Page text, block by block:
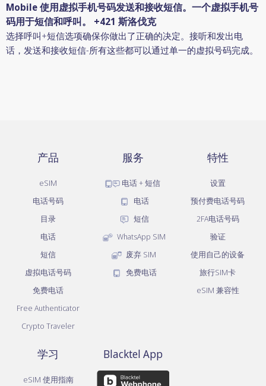
Mobile 使用虚拟手机号码发送和接收短信。一个虚拟手机号
码用于短信和呼叫。 +421 斯洛伐克
选择呼叫+短信选项确保你做出了正确的决定。接听和发出电
话，发送和接收短信-所有这些都可以通过单一的虚拟号码完成。
产品
eSIM
电话号码
目录
电话
短信
虚拟电话号码
免费电话
Free Authenticator
Crypto Traveler
服务
电话 + 短信
电话
短信
WhatsApp SIM
废弃 SIM
免费电话
特性
设置
预付费电话号码
2FA电话号码
验证
使用自己的设备
旅行SIM卡
eSIM 兼容性
学习
eSIM 使用指南
Blacktel App